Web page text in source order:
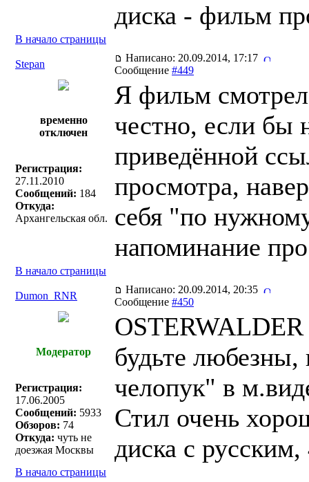
диска - фильм
В начало страницы
Stepan
Написано: 20.09.2014, 17:17
Сообщение #449
временно
отключен
Регистрация:
27.11.2010
Сообщений: 184
Откуда:
Архангельская обл.
Я фильм
честно, если бы
приведённой
просмотра,
себя "по
напоминание
В начало страницы
Dumon_RNR
Написано: 20.09.2014, 20:35
Сообщение #450
Модератор
Регистрация:
17.06.2005
Сообщений: 5933
Обзоров: 74
Откуда: чуть не
доезжая Москвы
будьте любезны,
челопук" в
Стил очень
диска с русским,
В начало страницы